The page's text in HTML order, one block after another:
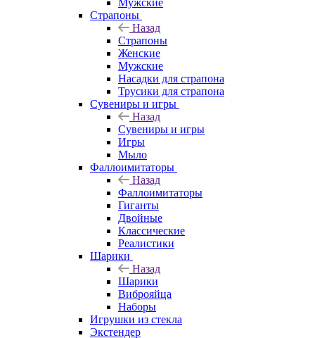
Мужские
Страпоны
Назад
Страпоны
Женские
Мужские
Насадки для страпона
Трусики для страпона
Сувениры и игры
Назад
Сувениры и игры
Игры
Мыло
Фаллоимитаторы
Назад
Фаллоимитаторы
Гиганты
Двойные
Классические
Реалистики
Шарики
Назад
Шарики
Виброяйца
Наборы
Игрушки из стекла
Экстендер